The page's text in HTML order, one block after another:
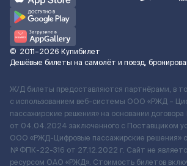
© 2011–2026 Купибилет
Дешёвые билеты на самолёт и поезд,
Ж/Д билеты предоставляются партнёрами, в
с использованием веб-системы ООО «РЖД –
пассажирские решения» на основании
от 04.04.2024 заключенного с Поставщиком
ООО «РЖД-Цифровые пассажирские решения»
№ ФПК-22-316 от 27.12.2022 г. Сайт не
ресурсом ОАО «РЖД». Стоимость билетов